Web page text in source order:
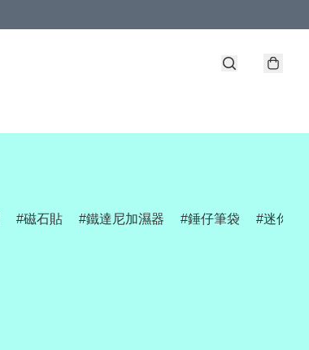
磁石貼 鐵達尼加濕器 錘仔筆袋 迷你網